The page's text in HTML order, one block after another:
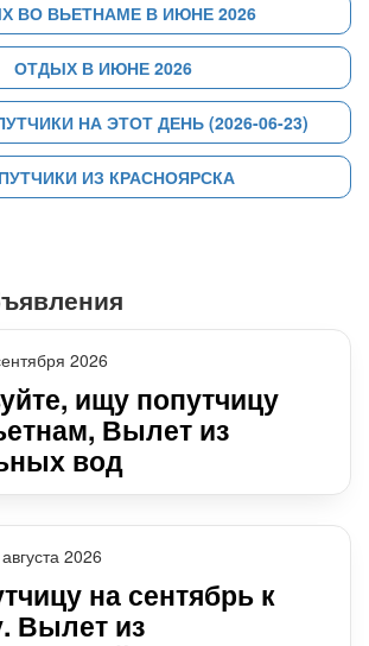
ВО ВЬЕТНАМЕ В ИЮНЕ 2026
ОТДЫХ В ИЮНЕ 2026
НА ЭТОТ ДЕНЬ (2026-06-23)
ИЗ КРАСНОЯРСКА
2026
ищу попутчицу
Вылет из
вод
2026
на сентябрь к
Вылет из